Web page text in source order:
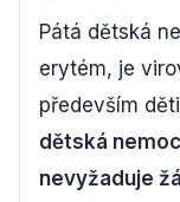
Pátá dětská
erytém, je
především
dětská
nevyžaduje